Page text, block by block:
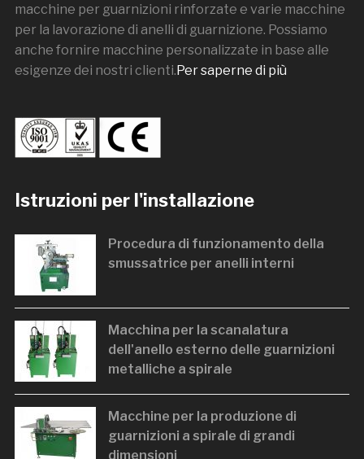
macchine per guarnizioni rinforzate e varie macchine
per la lavorazione di anelli di guarnizione. Possiamo
anche fornire macchine personalizzate in base alle
esigenze dei nostri clienti.Per saperne di più
Istruzioni per l'installazione
Procedura di funzionamento della
smussatrice per anelli interni
Macchina per la scanalatura
dell'anello esterno delle guarnizioni
metalliche a spirale
Macchine per la produzione di
guarnizioni a spirale di grandi
dimensioni